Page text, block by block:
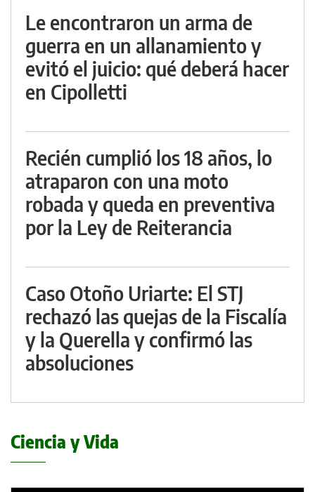
Le encontraron un arma de
guerra en un allanamiento y
evitó el juicio: qué deberá hacer
en Cipolletti
Recién cumplió los 18 años, lo
atraparon con una moto
robada y queda en preventiva
por la Ley de Reiterancia
Caso Otoño Uriarte: El STJ
rechazó las quejas de la Fiscalía
y la Querella y confirmó las
absoluciones
Ciencia y Vida